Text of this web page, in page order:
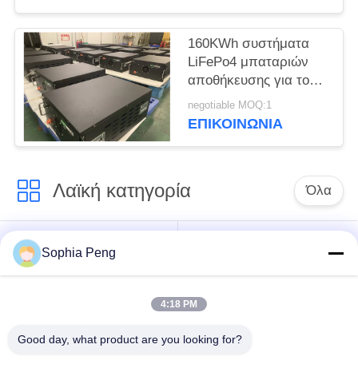
160KWh συστήματα
LiFePo4 μπαταριών
αποθήκευσης για το
εμπορικό σύστημα
ενεργειακής
negotiable MOQ:1
ΕΠΙΚΟΙΝΩΝΊΑ
Λαϊκή κατηγορία Όλα
Ηλεκτρική μπαταρία
μοτοσικλετών
αποθήκευσης
αποθήκευσης
Μπαταρία NMC
Sophia Peng
4:18 PM
Good day, what product are you looking for?